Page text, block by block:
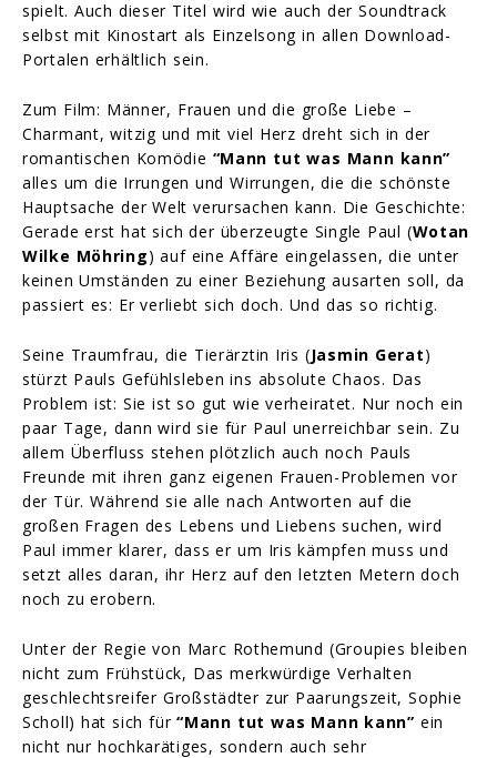
spielt. Auch dieser Titel wird wie auch der Soundtrack
selbst mit Kinostart als Einzelsong in allen Download-
Portalen erhältlich sein.
Zum Film: Männer, Frauen und die große Liebe –
Charmant, witzig und mit viel Herz dreht sich in der
romantischen Komödie “Mann tut was Mann kann”
alles um die Irrungen und Wirrungen, die die schönste
Hauptsache der Welt verursachen kann. Die Geschichte:
Gerade erst hat sich der überzeugte Single Paul (Wotan
Wilke Möhring) auf eine Affäre eingelassen, die unter
keinen Umständen zu einer Beziehung ausarten soll, da
passiert es: Er verliebt sich doch. Und das so richtig.
Seine Traumfrau, die Tierärztin Iris (Jasmin Gerat)
stürzt Pauls Gefühlsleben ins absolute Chaos. Das
Problem ist: Sie ist so gut wie verheiratet. Nur noch ein
paar Tage, dann wird sie für Paul unerreichbar sein. Zu
allem Überfluss stehen plötzlich auch noch Pauls
Freunde mit ihren ganz eigenen Frauen-Problemen vor
der Tür. Während sie alle nach Antworten auf die
großen Fragen des Lebens und Liebens suchen, wird
Paul immer klarer, dass er um Iris kämpfen muss und
setzt alles daran, ihr Herz auf den letzten Metern doch
noch zu erobern.
Unter der Regie von Marc Rothemund (Groupies bleiben
nicht zum Frühstück, Das merkwürdige Verhalten
geschlechtsreifer Großstädter zur Paarungszeit, Sophie
Scholl) hat sich für“Mann tut was Mann kann” ein
nicht nur hochkarätiges, sondern auch sehr